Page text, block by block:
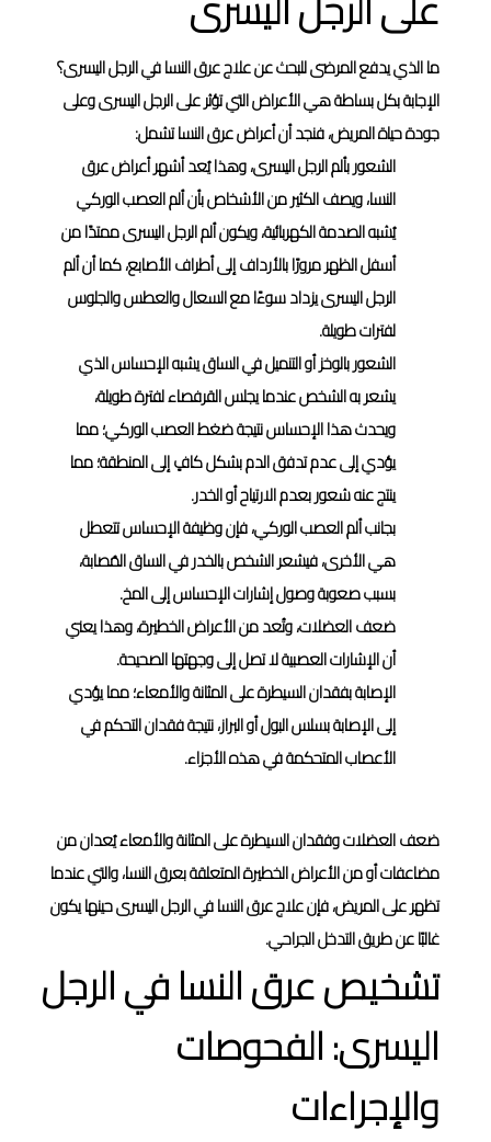
ما الذي يدفع المرضى للبحث عن علاج عرق النسا في الرجل اليسرى؟
الإجابة بكل بساطة هي الأعراض التي تؤثر على الرجل اليسرى وعلى
جودة حياة المريض، فنجد أن أعراض عرق النسا تشمل:
الشعور بألم الرجل اليسرى، وهذا يُعد أشهر أعراض عرق
النسا، ويصف الكثير من الأشخاص بأن ألم العصب الوركي
يُشبه الصدمة الكهربائية، ويكون ألم الرجل اليسرى ممتدًا من
أسفل الظهر مرورًا بالأرداف إلى أطراف الأصابع، كما أن ألم
الرجل اليسرى يزداد سوءًا مع السعال والعطس والجلوس
لفترات طويلة.
الشعور بالوخز أو التنميل في الساق يشبه الإحساس الذي
يشعر به الشخص عندما يجلس القرفصاء لفترة طويلة،
ويحدث هذا الإحساس نتيجة ضغط العصب الوركي؛ مما
يؤدي إلى عدم تدفق الدم بشكل كافٍ إلى المنطقة؛ مما
ينتج عنه شعور بعدم الارتياح أو الخدر.
بجانب ألم العصب الوركي، فإن وظيفة الإحساس تتعطل
هي الأخرى، فيشعر الشخص بالخدر في الساق المُصابة،
بسبب صعوبة وصول إشارات الإحساس إلى المخ.
ضعف العضلات، وتُعد من الأعراض الخطيرة، وهذا يعني
أن الإشارات العصبية لا تصل إلى وجهتها الصحيحة.
الإصابة بفقدان السيطرة على المثانة والأمعاء؛ مما يؤدي
إلى الإصابة بسلس البول أو البراز، نتيجة فقدان التحكم في
الأعصاب المتحكمة في هذه الأجزاء.
ضعف العضلات وفقدان السيطرة على المثانة والأمعاء يُعدان من
مضاعفات أو من الأعراض الخطيرة المتعلقة بعرق النسا، والتي عندما
تظهر على المريض، فإن علاج عرق النسا في الرجل اليسرى حينها يكون
غالبًا عن طريق التدخل الجراحي.
تشخيص عرق النسا في الرجل
اليسرى: الفحوصات
والإجراءات